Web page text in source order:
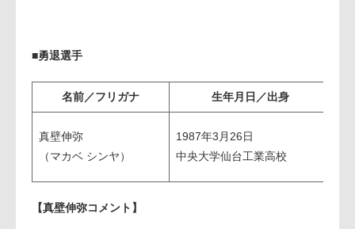
■勇退選手
名前／フリガナ 生年月日／出身
真壁伸弥
（マカベ シンヤ）
1987年3月26日
中央大学仙台工業高校
【真壁伸弥コメント】